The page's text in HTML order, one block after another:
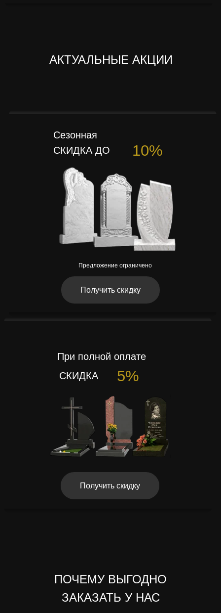
АКТУАЛЬНЫЕ АКЦИИ
При полной оплате
5%
СКИДКА
СКИДКА ДО 10%
Предложение ограничено
Сезонная
Получить скидку
Получить скидку
ПОЧЕМУ ВЫГОДНО
ЗАКАЗАТЬ У НАС